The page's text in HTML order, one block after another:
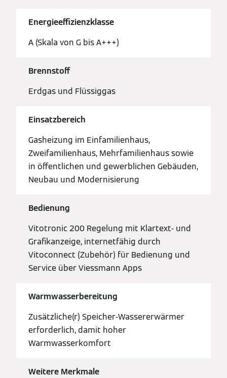
Energieeffizienzklasse
A (Skala von G bis A+++)
Brennstoff
Erdgas und Flüssiggas
Einsatzbereich
Gasheizung im Einfamilienhaus,
Zweifamilienhaus, Mehrfamilienhaus sowie
in öffentlichen und gewerblichen Gebäuden,
Neubau und Modernisierung
Bedienung
Vitotronic 200 Regelung mit Klartext- und
Grafikanzeige, internetfähig durch
Vitoconnect (Zubehör) für Bedienung und
Service über Viessmann Apps
Warmwasserbereitung
Zusätzliche(r) Speicher-Wassererwärmer
erforderlich, damit hoher
Warmwasserkomfort
Weitere Merkmale